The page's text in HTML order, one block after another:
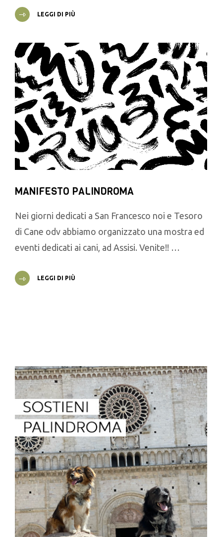
LEGGI DI PIÙ
MANIFESTO PALINDROMA
Nei giorni dedicati a San Francesco noi e Tesoro
di Cane odv abbiamo organizzato una mostra ed
eventi dedicati ai cani, ad Assisi. Venite!! …
LEGGI DI PIÙ